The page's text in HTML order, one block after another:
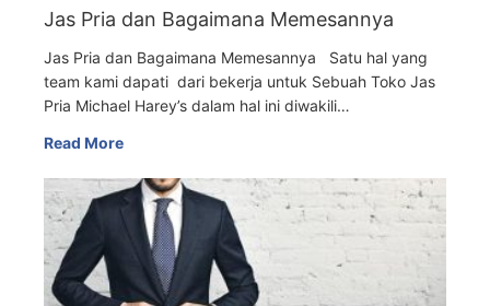
Jas Pria dan Bagaimana Memesannya
Jas Pria dan Bagaimana Memesannya Satu hal yang
team kami dapati dari bekerja untuk Sebuah Toko Jas
Pria Michael Harey’s dalam hal ini diwakili…
Read More